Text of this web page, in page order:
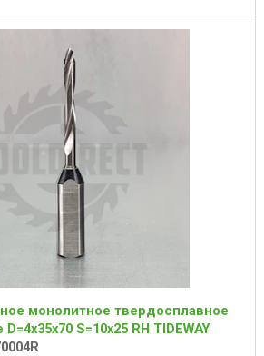
монолитное твердосплавное
S=10x25 RH TIDEWAY